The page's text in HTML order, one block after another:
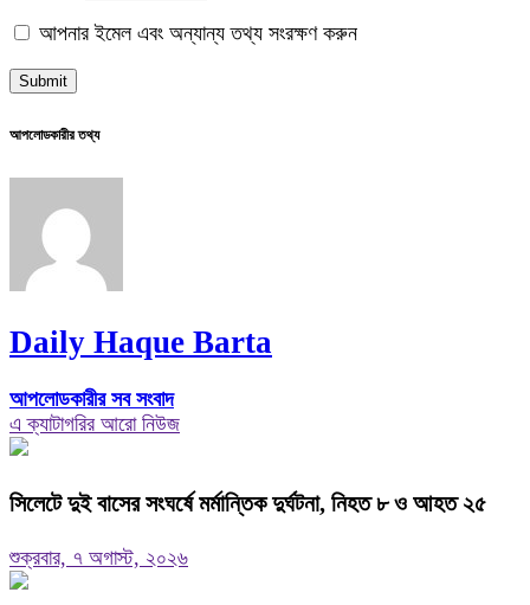
আপনার ইমেল এবং অন্যান্য তথ্য সংরক্ষণ করুন
আপলোডকারীর তথ্য
Daily Haque Barta
আপলোডকারীর সব সংবাদ
এ ক্যাটাগরির আরো নিউজ
সিলেটে দুই বাসের সংঘর্ষে মর্মান্তিক দুর্ঘটনা, নিহত ৮ ও আহত ২৫
শুক্রবার, ৭ অগাস্ট, ২০২৬